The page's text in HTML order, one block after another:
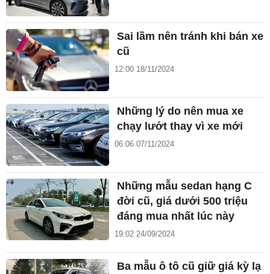
Sai lầm nên tránh khi bán xe
cũ
12:00 18/11/2024
Những lý do nên mua xe
chạy lướt thay vì xe mới
06:06 07/11/2024
Những mẫu sedan hạng C
đời cũ, giá dưới 500 triệu
đáng mua nhất lúc này
19:02 24/09/2024
Ba mẫu ô tô cũ giữ giá kỳ lạ